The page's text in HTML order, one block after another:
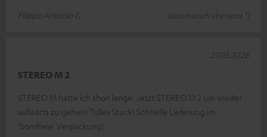
Filippo Antonio G.
(automatisch übersetzt *)
STEREO M 2
STEREO M hatte ich shon lange. Jetzt STEREO M 2 um wieder
aufwärts zu gehen! Tolles Stuck! Schnelle Lieferung im
'bomfreie' Verpackung!
27.05.2026